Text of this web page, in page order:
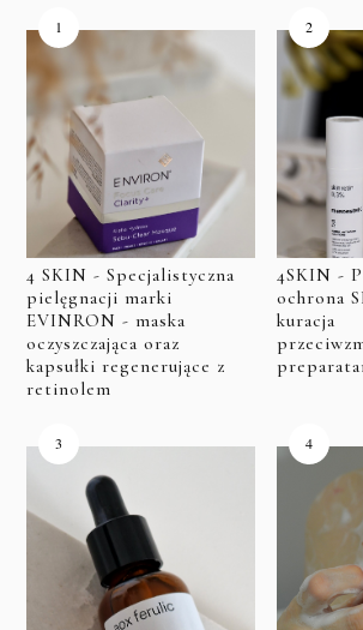
4 SKIN - Specjalistyczna
pielęgnacji marki
EVINRON - maska
oczyszczająca oraz
kapsułki regenerujące z
retinolem
4SKIN -
ochrona
kuracja